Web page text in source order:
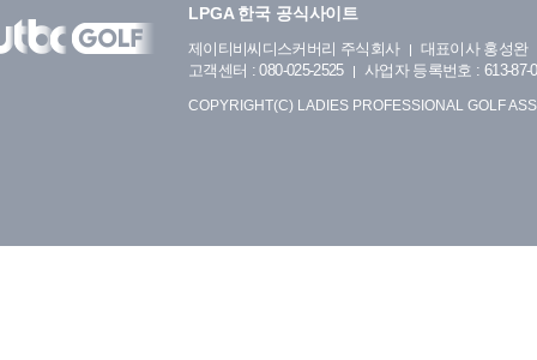
LPGA 한국 공식사이트
제이티비씨디스커버리 주식회사
대표이사 홍성완
고객센터 : 080-025-2525
사업자 등록번호 : 613-87-
COPYRIGHT(C) LADIES PROFESSIONAL GOLF